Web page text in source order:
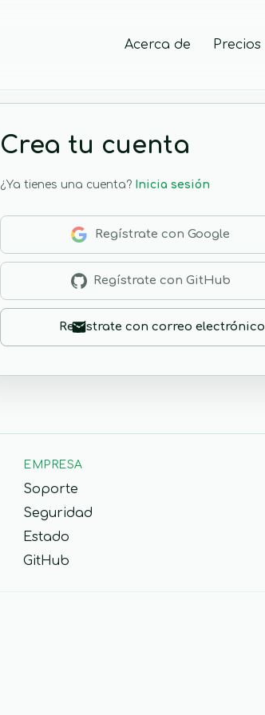
Acerca de Precios
Crea tu cuenta
¿Ya tienes una cuenta? Inicia sesión
Regístrate con Google
Regístrate con GitHub
Regístrate con correo electrónico
EMPRESA
Soporte
Seguridad
Estado
GitHub